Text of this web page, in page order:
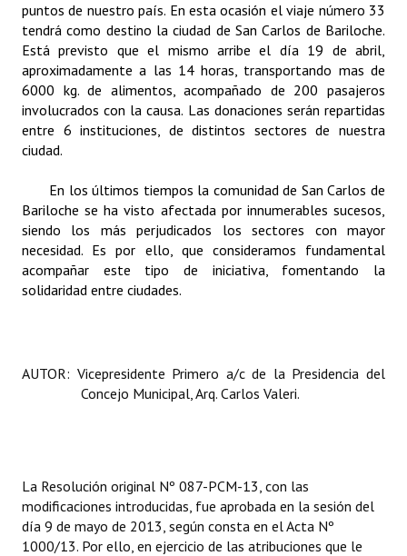
Registros y Distinciones
Datos Históricos
Premio al Mérito - Registro
Audiencias Públicas - Registro
Periodistas Decanos - Registro
Ciudadano Ilustre - Registro
Banca del Vecino - Registro
Reconocimientos - Registro
REFORMA DE LA CARTA ORGÁNICA
puntos de nuestro país. En esta ocasión el viaje número 33
tendrá como destino la ciudad de San Carlos de Bariloche.
Está previsto que el mismo arribe el día 19 de abril,
aproximadamente a las 14 horas, transportando mas de
6000 kg. de alimentos, acompañado de 200 pasajeros
involucrados con la causa. Las donaciones serán repartidas
entre 6 instituciones, de distintos sectores de nuestra
ciudad.
En los últimos tiempos la comunidad de San Carlos de
Bariloche se ha visto afectada por innumerables sucesos,
siendo los más perjudicados los sectores con mayor
necesidad. Es por ello, que consideramos fundamental
acompañar este tipo de iniciativa, fomentando la
solidaridad entre ciudades.
AUTOR: Vicepresidente Primero a/c de la Presidencia del
Concejo Municipal, Arq. Carlos Valeri.
La Resolución original Nº 087-PCM-13, con las
modificaciones introducidas, fue aprobada en la sesión del
día 9 de mayo de 2013, según consta en el Acta Nº
1000/13. Por ello, en ejercicio de las atribuciones que le